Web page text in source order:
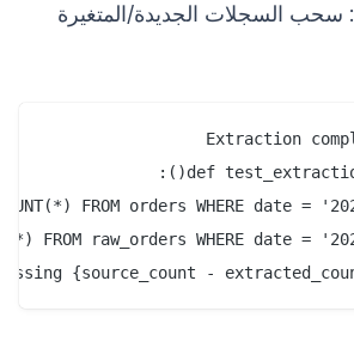
: سحب السجلات الجديدة/المتغيرة